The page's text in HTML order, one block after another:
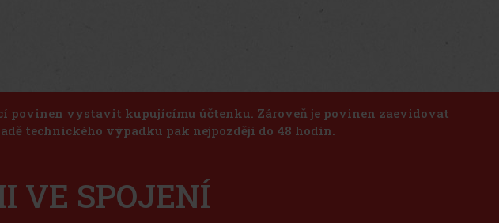
povinen vystavit kupujícímu účtenku. Zároveň je povinen zaevidovat
technického výpadku pak nejpozději do 48 hodin.
VE SPOJENÍ